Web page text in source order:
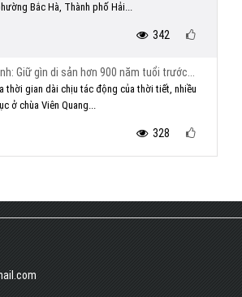
Bắc Hà, Thành phố Hải...
342
Giữ gìn di sản hơn 900 năm tuổi trước...
thời gian dài chịu tác động của thời tiết, nhiều
ở chùa Viên Quang...
328